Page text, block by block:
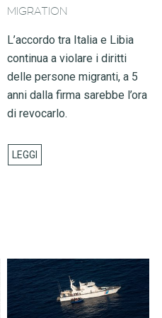
MIGRATION
L’accordo tra Italia e Libia
continua a violare i diritti
delle persone migranti, a 5
anni dalla firma sarebbe l’ora
di revocarlo.